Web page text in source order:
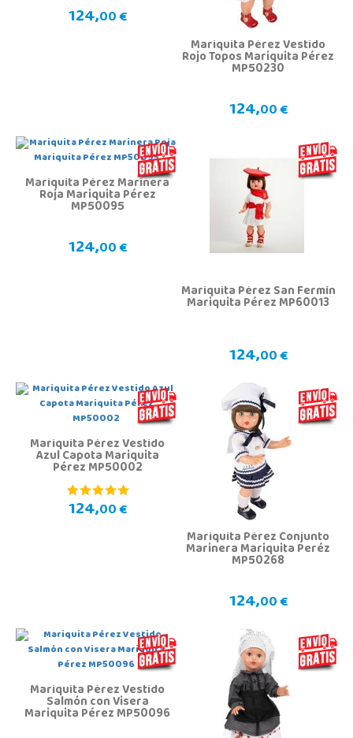
124,00 €
Mariquita Pérez Vestido
Rojo Topos Mariquita Pérez
MP50230
124,00 €
Mariquita Pérez Marinera
Roja Mariquita Pérez
MP50095
124,00 €
Mariquita Pérez San Fermín
Mariquita Pérez MP60013
124,00 €
Mariquita Pérez Vestido
Azul Capota Mariquita
Pérez MP50002
124,00 €
Mariquita Pérez Conjunto
Marinera Mariquita Peréz
MP50268
124,00 €
Mariquita Pérez Vestido
Salmón con Visera
Mariquita Pérez MP50096